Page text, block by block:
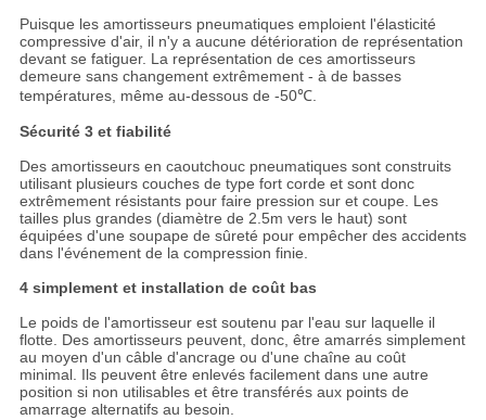
Puisque les amortisseurs pneumatiques emploient l'élasticité
compressive d'air, il n'y a aucune détérioration de représentation
devant se fatiguer. La représentation de ces amortisseurs
demeure sans changement extrêmement - à de basses
températures, même au-dessous de -50℃.
Sécurité 3 et fiabilité
Des amortisseurs en caoutchouc pneumatiques sont construits
utilisant plusieurs couches de type fort corde et sont donc
extrêmement résistants pour faire pression sur et coupe. Les
tailles plus grandes (diamètre de 2.5m vers le haut) sont
équipées d'une soupape de sûreté pour empêcher des accidents
dans l'événement de la compression finie.
4 simplement et installation de coût bas
Le poids de l'amortisseur est soutenu par l'eau sur laquelle il
flotte. Des amortisseurs peuvent, donc, être amarrés simplement
au moyen d'un câble d'ancrage ou d'une chaîne au coût
minimal. Ils peuvent être enlevés facilement dans une autre
position si non utilisables et être transférés aux points de
amarrage alternatifs au besoin.